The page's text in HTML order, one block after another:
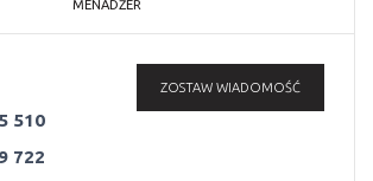
MENADŻER
510
722
ZOSTAW WIADOMOŚĆ